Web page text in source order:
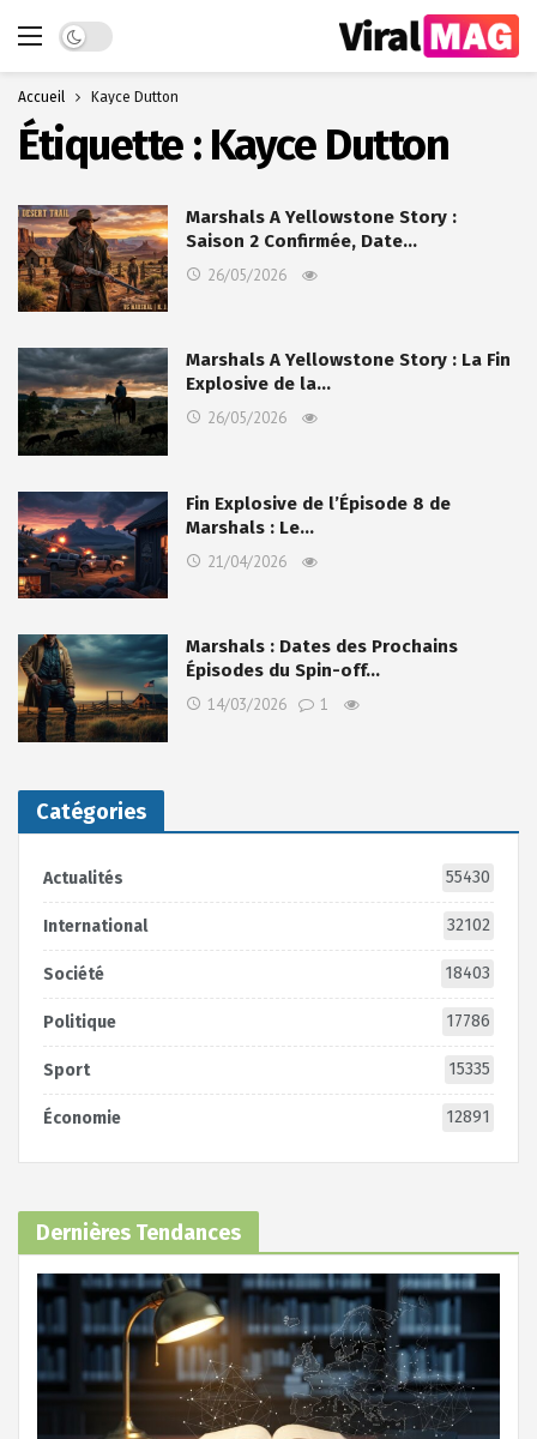
Dark mode
Accueil Kayce Dutton
Étiquette : Kayce Dutton
Marshals A Yellowstone Story :
Saison 2 Confirmée, Date…
26/05/2026
Marshals A Yellowstone Story : La Fin
Explosive de la…
26/05/2026
Fin Explosive de l’Épisode 8 de
Marshals : Le…
21/04/2026
Marshals : Dates des Prochains
Épisodes du Spin-off…
14/03/2026 1
Catégories
Actualités 55430
International 32102
Société 18403
Politique 17786
Sport 15335
Économie 12891
Dernières Tendances